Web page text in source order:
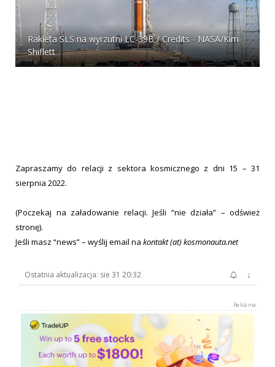
Rakieta SLS na wyrzutni LC-39B / Credits - NASA/Kim
Shiflett
Zapraszamy do relacji z sektora kosmicznego z dni 15 – 31
sierpnia 2022.
(Poczekaj na załadowanie relacji. Jeśli “nie działa” – odśwież
stronę).
Jeśli masz “news” – wyślij email na kontakt (at) kosmonauta.net
Ostatnia aktualizacja: sie 31 20:32 ↓
Reklama